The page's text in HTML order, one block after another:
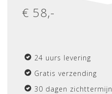
€ 58,-
24 uurs levering
Gratis verzending
30 dagen zichttermijn